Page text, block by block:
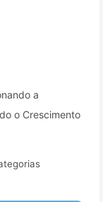
a
o Crescimento